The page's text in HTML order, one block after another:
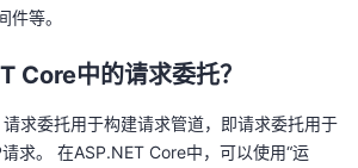
件等。
Core中的请求委托？
求委托用于构建请求管道，即请求委托用于
求。 在ASP.NET Core中，可以使用“运